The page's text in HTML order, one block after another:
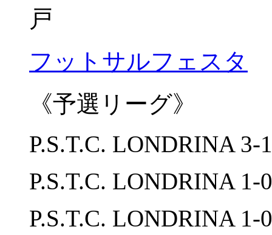
戸
フットサルフェスタ
《予選リーグ》
P.S.T.C. LONDRINA
P.S.T.C. LONDRINA 1-
P.S.T.C. LONDRINA 1-